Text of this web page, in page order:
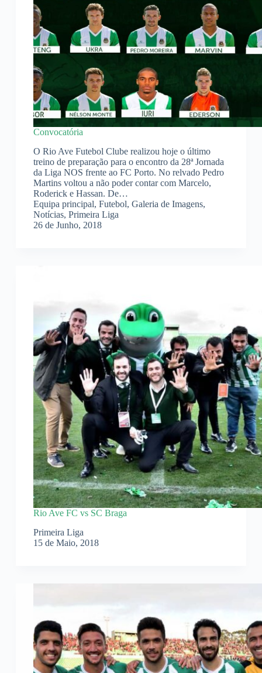
Convocatória
O Rio Ave Futebol Clube realizou hoje o último
treino de preparação para o encontro da 28ª Jornada
da Liga NOS frente ao FC Porto. No relvado Pedro
Martins voltou a não poder contar com Marcelo,
Roderick e Hassan. De…
Equipa principal, Futebol, Galeria de Imagens,
Notícias, Primeira Liga
26 de Junho, 2018
Rio Ave FC vs SC Braga
Primeira Liga
15 de Maio, 2018